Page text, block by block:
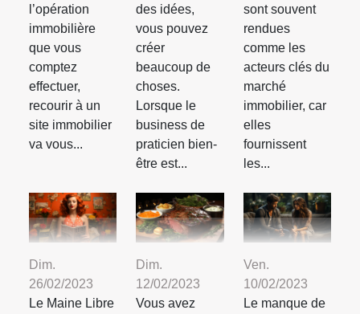
l’opération
immobilière
que vous
comptez
effectuer,
recourir à un
site immobilier
va vous...
des idées,
vous pouvez
créer
beaucoup de
choses.
Lorsque le
business de
praticien bien-
être est...
sont souvent
rendues
comme les
acteurs clés du
marché
immobilier, car
elles
fournissent
les...
Dim.
26/02/2023
Le Maine Libre
Dim.
12/02/2023
Vous avez
Ven.
10/02/2023
Le manque de